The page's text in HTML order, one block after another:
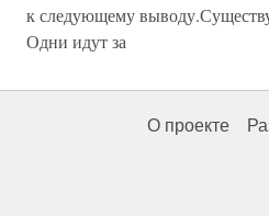
к следующему
Одни идут за
О проекте